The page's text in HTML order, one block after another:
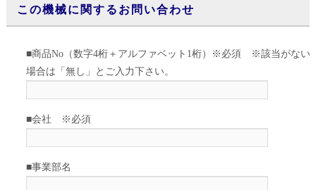
この機械に関するお問い合わせ